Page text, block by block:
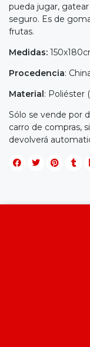
pueda jugar,
seguro. Es de
frutas.
Medidas:
Procedencia:
Material: Poliéster
Sólo se vende por
carro de compras,
devolverá